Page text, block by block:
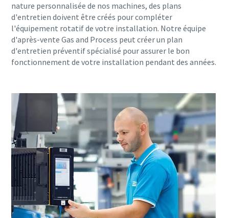
nature personnalisée de nos machines, des plans
d'entretien doivent être créés pour compléter
l'équipement rotatif de votre installation. Notre équipe
d'après-vente Gas and Process peut créer un plan
d'entretien préventif spécialisé pour assurer le bon
fonctionnement de votre installation pendant des années.